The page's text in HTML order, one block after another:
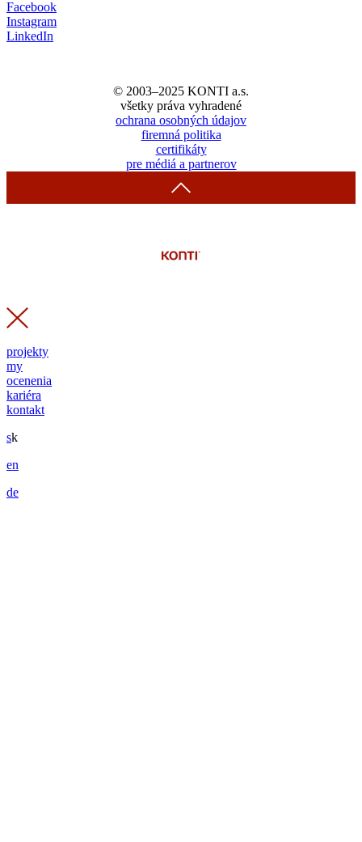
Facebook
Instagram
LinkedIn
© 2003–2025 KONTI a.s.
všetky práva vyhradené
ochrana osobných údajov
firemná politika
certifikáty
pre médiá a partnerov
projekty
my
ocenenia
kariéra
kontakt
sk
en
de